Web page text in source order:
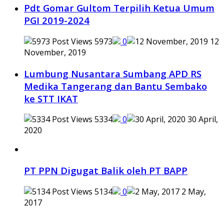
Pdt Gomar Gultom Terpilih Ketua Umum
PGI 2019-2024
5973 0
12
November, 2019
Lumbung Nusantara Sumbang APD RS
Medika Tangerang dan Bantu Sembako
ke STT IKAT
5334 0
30 April,
2020
PT PPN Digugat Balik oleh PT BAPP
5134 0
2 May,
2017